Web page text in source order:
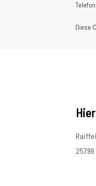
Diese
25799